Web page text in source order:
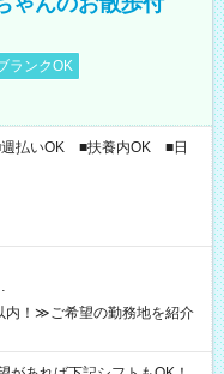
ランクOK
払いOK ■扶養内OK ■日
！≫ご希望の勤務地を紹介